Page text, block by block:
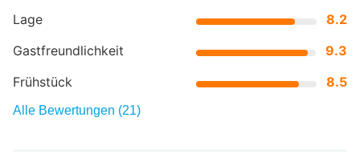
Lage
8.2
Gastfreundlichkeit
9.3
Frühstück
8.5
Alle Bewertungen (21)